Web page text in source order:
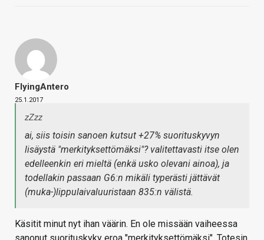
FlyingAntero
25.1.2017
zZzz
ai, siis toisin sanoen kutsut +27% suorituskyvyn
lisäystä "merkityksettömäksi"? valitettavasti itse olen
edelleenkin eri mieltä (enkä usko olevani ainoa), ja
todellakin passaan G6:n mikäli typerästi jättävät
(muka-)lippulaivaluuristaan 835:n välistä.
Käsitit minut nyt ihan väärin. En ole missään vaiheessa